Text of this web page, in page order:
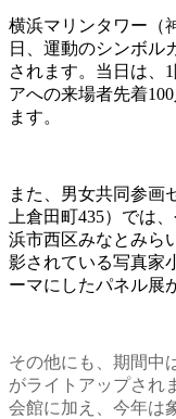
横浜マリンタワー（
日、運動のシンボル
されます。当日は、
アへの来場者先着
ます。
また、男女共同参画
上倉田町435）では
浜市西区みなとみら
影されている写真家
ーマにしたパネル展
その他にも、期間中
がライトアップされ
会館に加え、今年は